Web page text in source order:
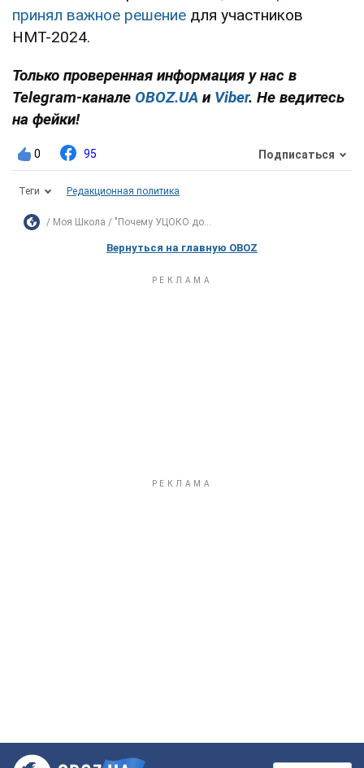
принял важное решение для участников
НМТ-2024.
Только проверенная информация у нас в
Telegram-канале OBOZ.UA и Viber. Не ведитесь
на фейки!
0 95 Подписаться
Теги Редакционная политика
Моя Школа "Почему УЦОКО до...
Вернуться на главную OBOZ